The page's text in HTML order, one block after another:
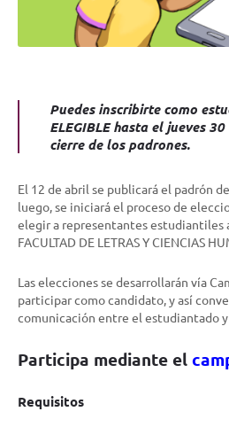
Puedes inscribirte como
ELEGIBLE hasta el jueves
cierre de los padrones.
El 12 de abril se publicará el padrón
luego, se iniciará el proceso de
elegir a representantes estudiantiles
FACULTAD DE LETRAS Y CIENCIAS
Las elecciones se desarrollarán vía
participar como candidato, y así
comunicación entre el estudiantado y
Participa mediante el
Requisitos